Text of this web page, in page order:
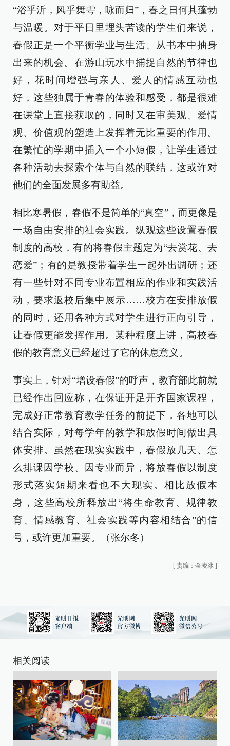
“浴乎沂，风乎舞雩，咏而归”，春之日何其蓬勃
与温暖。对于平日里埋头苦读的学生们来说，
春假正是一个平衡学业与生活、从书本中抽身
出来的机会。在游山玩水中捕捉自然的节律也
好，花时间增强与亲人、爱人的情感互动也
好，这些独属于青春的体验和感受，都是很难
在课堂上直接获取的，同时又在审美观、爱情
观、价值观的塑造上发挥着无比重要的作用。
在繁忙的学期中插入一个小短假，让学生通过
各种活动去探索个体与自然的联结，这或许对
他们的全面发展多有助益。
相比寒暑假，春假不是简单的“真空”，而更像是
一场自由安排的社会实践。纵观这些设置春假
制度的高校，有的将春假主题定为“去赏花、去
恋爱”；有的是教授带着学生一起外出调研；还
有一些针对不同专业布置相应的作业和实践活
动，要求返校后集中展示……校方在安排放假
的同时，还用各种方式对学生进行正向引导，
让春假更能发挥作用。某种程度上讲，高校春
假的教育意义已经超过了它的休息意义。
事实上，针对“增设春假”的呼声，教育部此前就
已经作出回应称，在保证开足开齐国家课程，
完成好正常教育教学任务的前提下，各地可以
结合实际，对每学年的教学和放假时间做出具
体安排。虽然在现实实践中，春假放几天、怎
么排课因学校、因专业而异，将放春假以制度
形式落实短期来看也不大现实。相比放假本
身，这些高校所释放出“将生命教育、规律教
育、情感教育、社会实践等内容相结合”的信
号，或许更加重要。（张尔冬）
[ 责编：金凌冰 ]
相关阅读